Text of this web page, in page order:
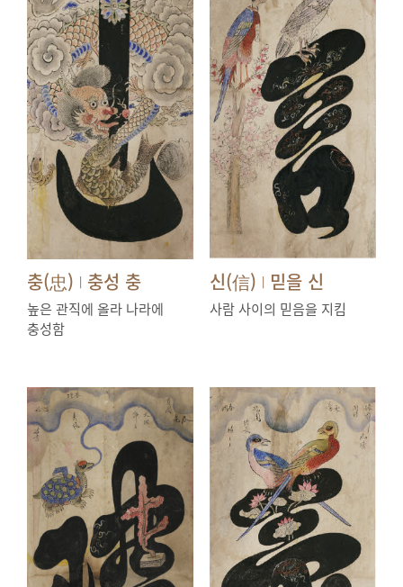
충(忠) | 충성 충
높은 관직에 올라 나라에
충성함
신(信) | 믿을 신
사람 사이의 믿음을 지킴